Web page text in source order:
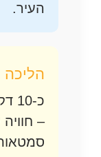
העיר.
הליכה
כ-
– חוויה